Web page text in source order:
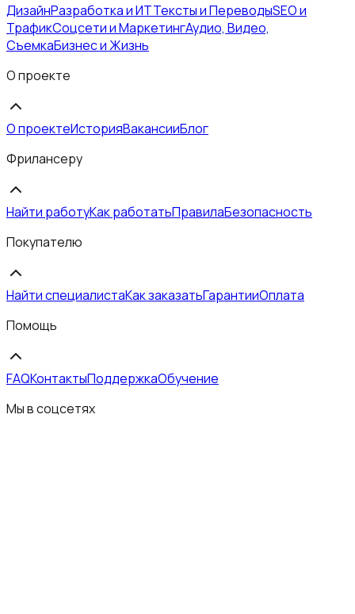
ДизайнРазработка и ИТТексты и ПереводыSEO и
ТрафикСоцсети и МаркетингАудио, Видео,
СъемкаБизнес и Жизнь
О проекте
О проектеИсторияВакансииБлог
Фрилансеру
Найти работуКак работатьПравилаБезопасность
Покупателю
Найти специалистаКак заказатьГарантииОплата
Помощь
FAQКонтактыПоддержкаОбучение
Мы в соцсетях